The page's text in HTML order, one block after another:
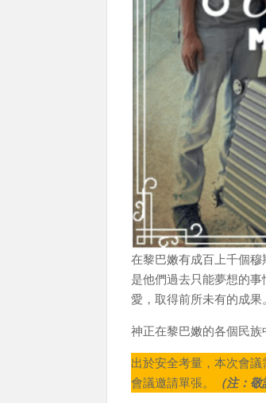
在黎巴嫩有成百上千個
是他們過去只能夢想的
愛，取得前所未有的成果
神正在黎巴嫩的各個民族
出於安全考量，本次會
會議邀請單張。
（注：